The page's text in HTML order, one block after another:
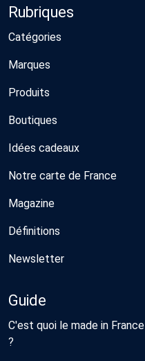
Rubriques
Catégories
Marques
Produits
Boutiques
Idées cadeaux
Notre carte de France
Magazine
Définitions
Newsletter
Guide
C'est quoi le made in France
?